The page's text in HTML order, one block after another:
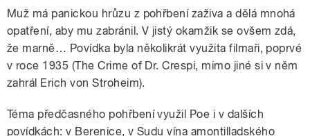
Muž má panickou hrůzu z pohřbení zaživa a dělá mnohá
opatření, aby mu zabránil. V jistý okamžik se ovšem zdá,
že marně… Povídka byla několikrát využita filmaři, poprvé
v roce 1935 (The Crime of Dr. Crespi, mimo jiné si v něm
zahrál Erich von Stroheim).
Téma předčasného pohřbení využil Poe i v dalších
povídkách: v Berenice, v Sudu vína amontilladského